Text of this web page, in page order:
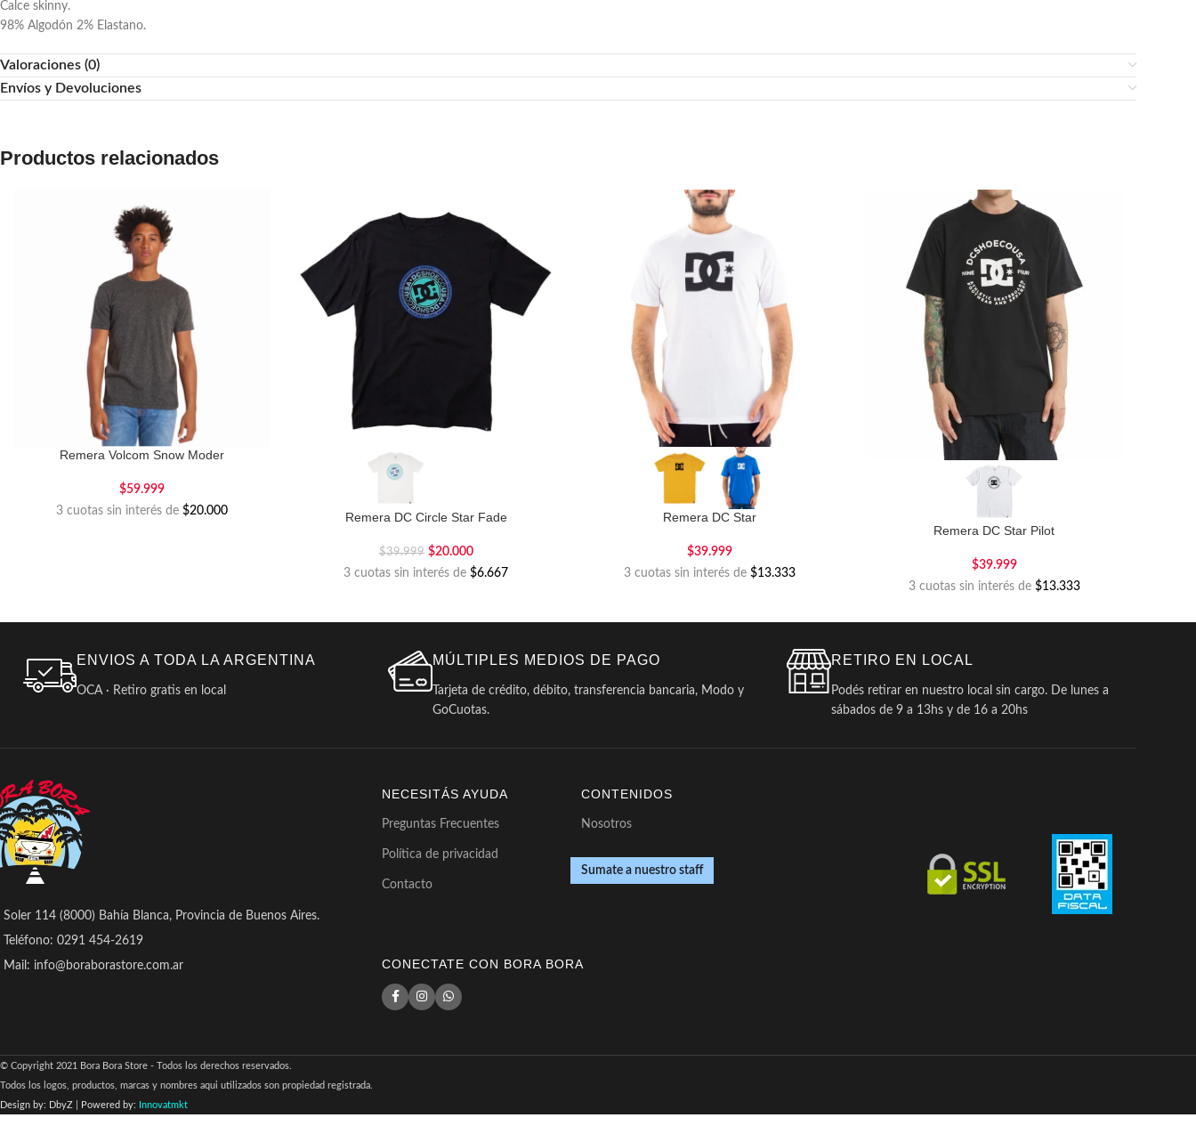
Calce skinny.
98% Algodón 2% Elastano.
Valoraciones (0)
Envíos y Devoluciones
Productos relacionados
Remera Volcom Snow Moder
$59.999
3 cuotas sin interés de$20.000 Remera DC Circle Star Fade
$39.999 $20.000
3 cuotas sin interés de$6.667
Remera DC Star
$39.999
3 cuotas sin interés de$13.333
Remera DC Star Pilot
$39.999
3 cuotas sin interés de $13.333
ENVIOS A TODA LA ARGENTINA
OCA · Retiro gratis en local
MÚLTIPLES MEDIOS DE PAGO
Tarjeta de crédito, débito, transferencia bancaria, Modo y
GoCuotas.
RETIRO EN LOCAL
Podés retirar en nuestro local sin cargo. De lunes a
sábados de 9 a 13hs y de 16 a 20hs
Soler 114 (8000) Bahía Blanca, Provincia de Buenos Aires.
Teléfono: 0291 454-2619
Mail: info@boraborastore.com.ar
NECESITÁS AYUDA
Preguntas Frecuentes
Política de privacidad
Contacto
CONTENIDOS
Nosotros
Sumate a nuestro staff
CONECTATE CON BORA BORA
© Copyright 2021 Bora Bora Store - Todos los derechos reservados.
Todos los logos, productos, marcas y nombres aqui utilizados son propiedad registrada.
Design by: DbyZ
Powered by: Innovatmkt